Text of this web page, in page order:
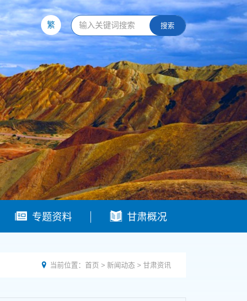
繁 搜索
 专题资料  甘肃概况
 当前位置： 首页 > 新闻动态 > 甘肃资讯